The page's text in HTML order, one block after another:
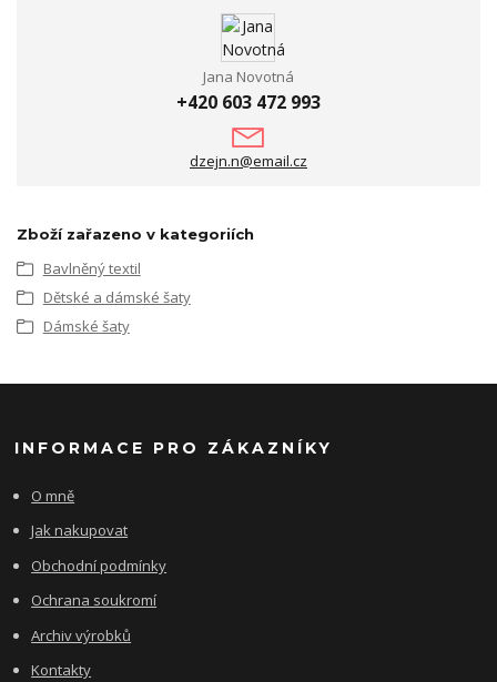
Jana Novotná
+420 603 472 993
dzejn.n@email.cz
Zboží zařazeno v kategoriích
Bavlněný textil
Dětské a dámské šaty
Dámské šaty
INFORMACE PRO ZÁKAZNÍKY
O mně
Jak nakupovat
Obchodní podmínky
Ochrana soukromí
Archiv výrobků
Kontakty